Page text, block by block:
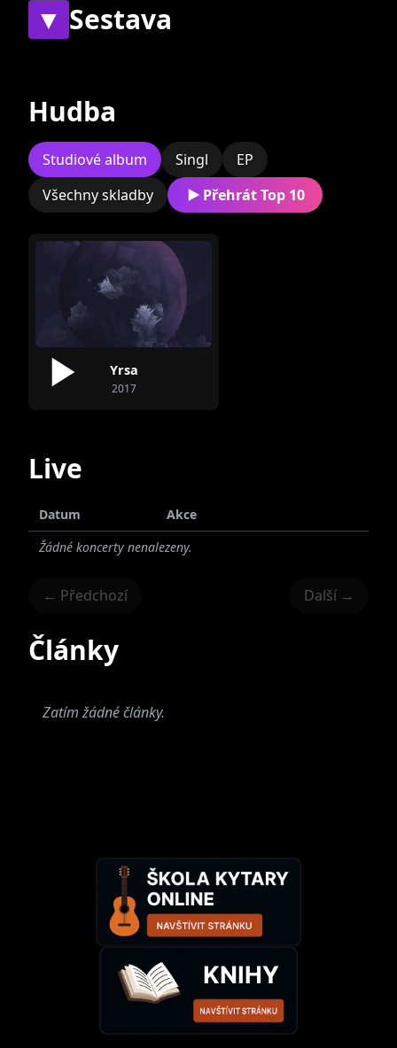
▼ Sestava
Hudba
Studiové album Singl
EP
Všechny skladby
Přehrát Top 10
Yrsa
2017
Live
Datum
Akce
Žádné koncerty nenalezeny.
← Předchozí Další →
Články
Zatím žádné články.